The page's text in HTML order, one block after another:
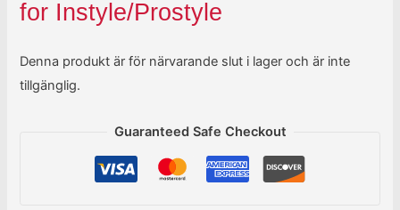
for Instyle/Prostyle
Denna produkt är för närvarande slut i lager och är inte
tillgänglig.
Guaranteed Safe Checkout